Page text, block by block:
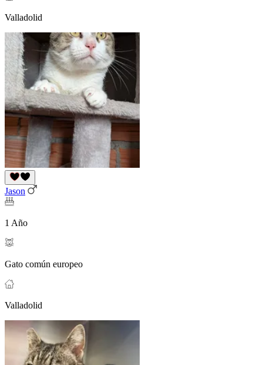
Valladolid
Jason
1 Año
Gato común europeo
Valladolid